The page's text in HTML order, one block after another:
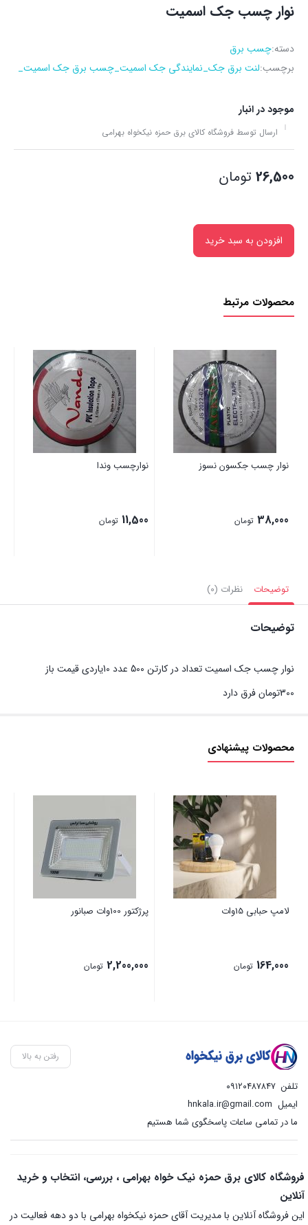
نوار چسب جک اسمیت
دسته:چسب برق
برچسب:لنت برق جک_نمایندگی جک اسمیت_چسب برق جک اسمیت_
موجود در انبار
ارسال توسط فروشگاه کالای برق حمزه نیکخواه بهرامی
26,500 تومان
افزودن به سبد خرید
محصولات مرتبط
نوار چسب جکسون نسوز
38,000 تومان
نوارچسب وندا
11,500 تومان
توضیحات نظرات (0)
توضیحات
نوار چسب جک اسمیت تعداد در کارتن 500 عدد 10یاردی قیمت باز
300تومان فرق دارد
محصولات پیشنهادی
لامپ حبابی 15وات
164,000 تومان
پرژکتور 100وات صبانور
2,200,000 تومان
رفتن به بالا
تلفن ۰۹۱۲۰۴۸۷۸۴۷
ایمیل hnkala.ir@gmail.com
ما در تمامی ساعات پاسخگوی شما هستیم
فروشگاه کالای برق حمزه نیک خواه بهرامی ، بررسی، انتخاب و خرید
آنلاین
این فروشگاه آنلاین با مدیریت آقای حمزه نیکخواه بهرامی با دو دهه فعالیت در